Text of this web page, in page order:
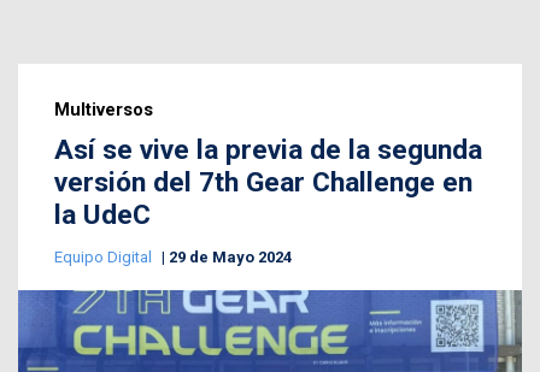
Multiversos
Así se vive la previa de la segunda
versión del 7th Gear Challenge en
la UdeC
Equipo Digital 29 de Mayo 2024